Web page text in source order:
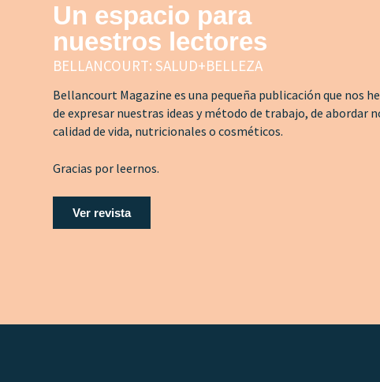
Un espacio para
nuestros lectores
BELLANCOURT: SALUD+BELLEZA
Bellancourt Magazine es una pequeña publicación que nos
de expresar nuestras ideas y método de trabajo, de abordar
calidad de vida, nutricionales o cosméticos.
Gracias por leernos.
Ver revista